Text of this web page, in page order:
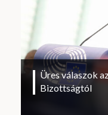
Üres válaszok
Bizottságtól